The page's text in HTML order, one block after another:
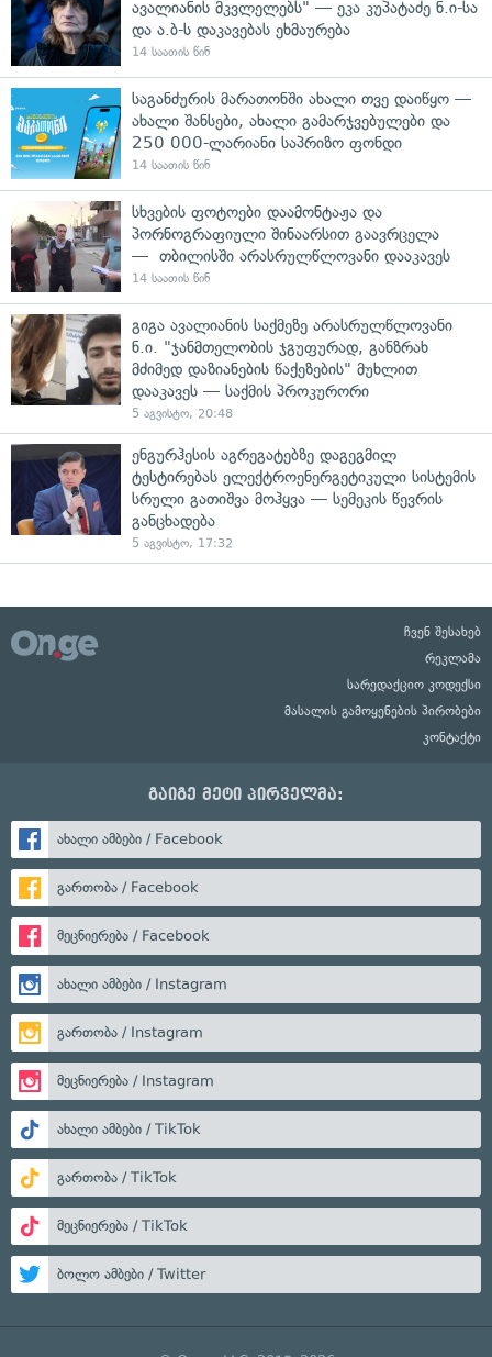
ავალიანის მკვლელებს" — ეკა კუპატაძე ნ.ი-სა
და ა.ბ-ს დაკავებას ეხმაურება
14 საათის წინ
საგანძურის მარათონში ახალი თვე დაიწყო —
ახალი შანსები, ახალი გამარჯვებულები და
250 000-ლარიანი საპრიზო ფონდი
14 საათის წინ
სხვების ფოტოები დაამონტაჟა და
პორნოგრაფიული შინაარსით გაავრცელა
— თბილისში არასრულწლოვანი დააკავეს
14 საათის წინ
გიგა ავალიანის საქმეზე არასრულწლოვანი
ნ.ი. "ჯანმთელობის ჯგუფურად, განზრახ
მძიმედ დაზიანების წაქეზების" მუხლით
დააკავეს — საქმის პროკურორი
5 აგვისტო, 20:48
ენგურჰესის აგრეგატებზე დაგეგმილ
ტესტირებას ელექტროენერგეტიკული სისტემის
სრული გათიშვა მოჰყვა — სემეკის წევრის
განცხადება
5 აგვისტო, 17:32
ჩვენ შესახებ
რეკლამა
სარედაქციო კოდექსი
მასალის გამოყენების პირობები
კონტაქტი
გაიგე მეტი პირველმა:
ახალი ამბები / Facebook
გართობა / Facebook
მეცნიერება / Facebook
ახალი ამბები / Instagram
გართობა / Instagram
მეცნიერება / Instagram
ახალი ამბები / TikTok
გართობა / TikTok
მეცნიერება / TikTok
ბოლო ამბები / Twitter